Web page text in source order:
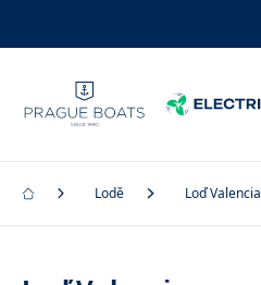
Lodě Loď Valencia